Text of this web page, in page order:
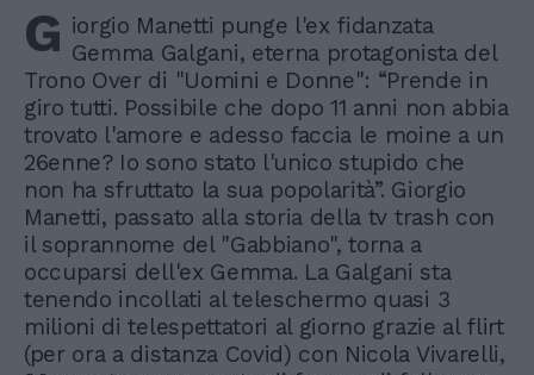
G iorgio Manetti punge l'ex fidanzata
Gemma Galgani, eterna protagonista del
Trono Over di "Uomini e Donne": “Prende in
giro tutti. Possibile che dopo 11 anni non abbia
trovato l'amore e adesso faccia le moine a un
26enne? Io sono stato l'unico stupido che
non ha sfruttato la sua popolarità”. Giorgio
Manetti, passato alla storia della tv trash con
il soprannome del "Gabbiano", torna a
occuparsi dell'ex Gemma. La Galgani sta
tenendo incollati al teleschermo quasi 3
milioni di telespettatori al giorno grazie al flirt
(per ora a distanza Covid) con Nicola Vivarelli,